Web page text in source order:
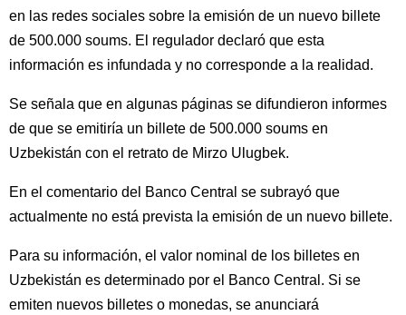
en las redes sociales sobre la emisión de un nuevo billete
de 500.000 soums. El regulador declaró que esta
información es infundada y no corresponde a la realidad.
Se señala que en algunas páginas se difundieron informes
de que se emitiría un billete de 500.000 soums en
Uzbekistán con el retrato de Mirzo Ulugbek.
En el comentario del Banco Central se subrayó que
actualmente no está prevista la emisión de un nuevo billete.
Para su información, el valor nominal de los billetes en
Uzbekistán es determinado por el Banco Central. Si se
emiten nuevos billetes o monedas, se anunciará